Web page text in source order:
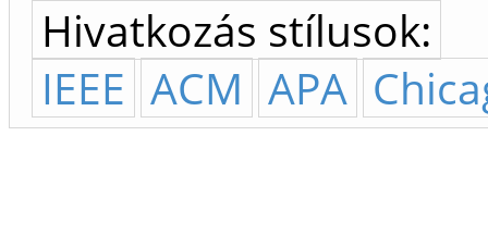
Hivatkozás stílusok:
IEEE ACM APA